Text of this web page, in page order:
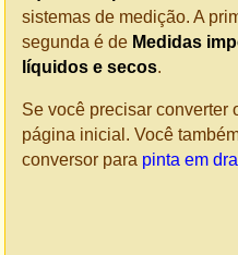
sistemas de medição. A
segunda é de Medidas
líquidos e secos.
Se você precisar converter
página inicial. Você
conversor para pinta em